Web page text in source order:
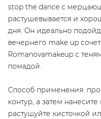
stop the dance с
растушевывается и
дня. Он идеально
вечернего make up
Romanovamakeup с
помадой.
Способ применения:
контур, а затем
растушуйте кисточкой